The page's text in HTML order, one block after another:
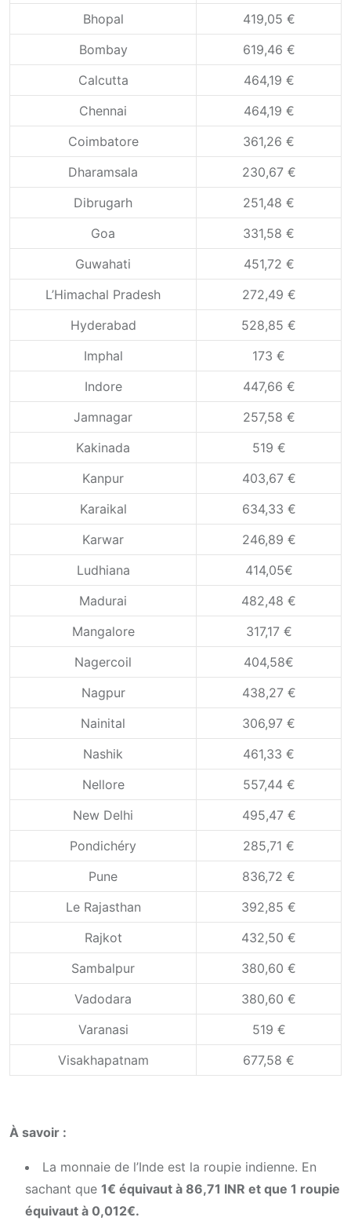
Bhopal
419,05 €
Bombay
619,46 €
Calcutta
464,19 €
Chennai
464,19 €
Coimbatore
361,26 €
Dharamsala
230,67 €
Dibrugarh
251,48 €
Goa
331,58 €
Guwahati
451,72 €
L’Himachal Pradesh
272,49 €
Hyderabad
528,85 €
Imphal
173 €
Indore
447,66 €
Jamnagar
257,58 €
Kakinada
519 €
Kanpur
403,67 €
Karaikal
634,33 €
Karwar
246,89 €
Ludhiana
414,05€
Madurai
482,48 €
Mangalore
317,17 €
Nagercoil
404,58€
Nagpur
438,27 €
Nainital
306,97 €
Nashik
461,33 €
Nellore
557,44 €
New Delhi
495,47 €
Pondichéry
285,71 €
Pune
836,72 €
Le Rajasthan
392,85 €
Rajkot
432,50 €
Sambalpur
380,60 €
Vadodara
380,60 €
Varanasi
519 €
Visakhapatnam
677,58 €
À savoir :
La monnaie de l’Inde est la roupie indienne. En
sachant que 1€ équivaut à 86,71 INR et que 1 roupie
équivaut à 0,012€.